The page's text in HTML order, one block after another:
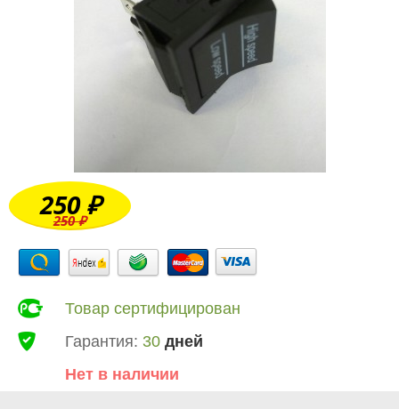
250 ₽
250 ₽
Товар сертифицирован
Гарантия: 30 дней
Нет в наличии